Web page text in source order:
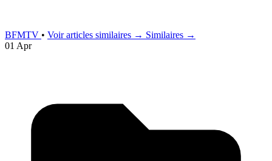
BFMTV • Voir articles similaires → Similaires →
01 Apr